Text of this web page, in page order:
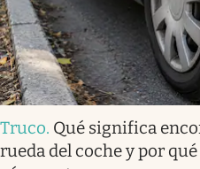
Truco. Qué significa
rueda del coche y por